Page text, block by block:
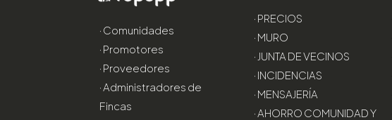
· Comunidades
· Promotores
· Proveedores
· Administradores de
Fincas
· PRECIOS
· MURO
· JUNTA DE VECINOS
· INCIDENCIAS
· MENSAJERÍA
· AHORRO COMUNIDAD Y